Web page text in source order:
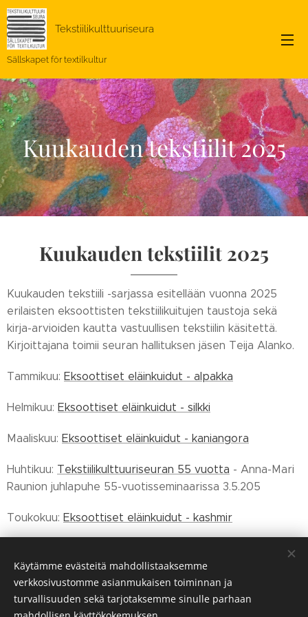
Tekstiilikulttuuriseura
Sällskapet för textilkultur
Kuukauden tekstiilit 2025
Kuukauden tekstiilit 2025
Kuukauden tekstiili -sarjassa esitellään vuonna 2025
erilaisten eksoottisten tekstiilikuitujen taustoja sekä
kirja-arvioiden kautta vastuullisen tekstiilin käsitettä.
Kirjoittajana toimii seuran hallituksen jäsen Teija Alanko.
Tammikuu: Eksoottiset eläinkuidut - alpakka
Helmikuu: Eksoottiset eläinkuidut - silkki
Maaliskuu: Eksoottiset eläinkuidut - kaniangora
Huhtikuu: Tekstiilikulttuuriseuran 55 vuotta - Anna-Mari
Raunion juhlapuhe 55-vuotisseminaarissa 3.5.205
Toukokuu: Eksoottiset eläinkuidut - kashmir
Joulukuu:Vastuullisia tekstiilejä - Muodikasta
vastuullisuutta
Käytämme evästeitä mahdollistaaksemme
verkkosivustomme asianmukaisen toiminnan ja
turvallisuuden sekä tarjotaksemme sinulle parhaan